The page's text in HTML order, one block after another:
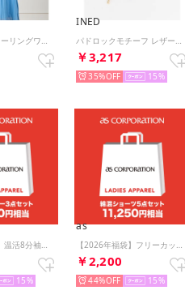
INED
￥3,217
35% 15
15
as
￥2,200
44% 15